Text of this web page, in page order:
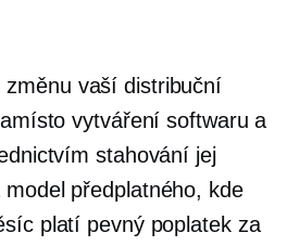
změnu vaší distribuční
vytváření softwaru a
stahování jej
předplatného, ​​kde
platí pevný poplatek za